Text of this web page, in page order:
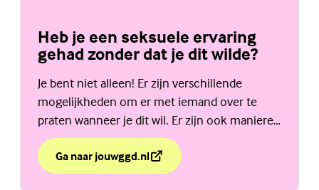
Heb je een seksuele ervaring
gehad zonder dat je dit wilde?
Je bent niet alleen! Er zijn verschillende
mogelijkheden om er met iemand over te
praten wanneer je dit wil. Er zijn ook manieren
om hulp te krijgen. Lees hier meer.
Ga naar jouwggd.nl
over Heb je een seksuele ervaring gehad zonder dat
(Externe link)